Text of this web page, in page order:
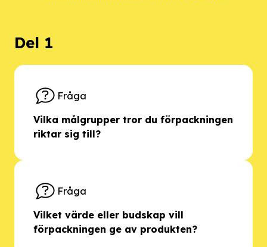
Del 1
Fråga
Vilka målgrupper tror du förpackningen
riktar sig till?
Fråga
Vilket värde eller budskap vill
förpackningen ge av produkten?